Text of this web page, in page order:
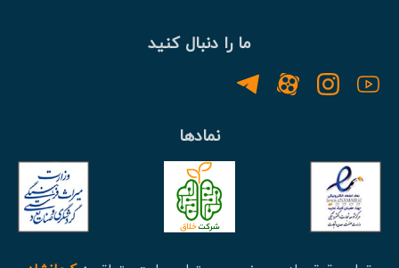
ما را دنبال کنید
نمادها